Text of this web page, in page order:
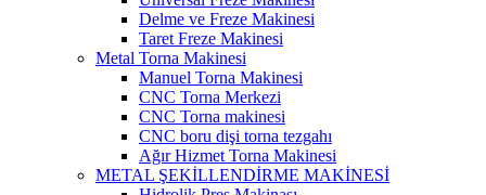
Delme ve Freze Makinesi
Taret Freze Makinesi
Metal Torna Makinesi
Manuel Torna Makinesi
CNC Torna Merkezi
CNC Torna makinesi
CNC boru dişi torna tezgahı
Ağır Hizmet Torna Makinesi
METAL ŞEKİLLENDİRME MAKİNESİ